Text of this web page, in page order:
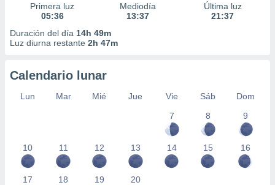
Primera luz
05:36
Mediodía
13:37
Última luz
21:37
Duración del día 14h 49m
Luz diurna restante 2h 47m
Calendario lunar
Lun Mar Mié Jue Vie Sáb
Dom
7
8 9
10 11 12 13 14 15 16
17 18 19 20